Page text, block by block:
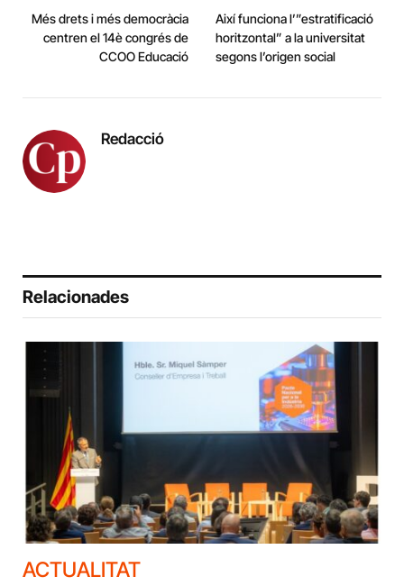
Més drets i més democràcia
centren el 14è congrés de
CCOO Educació
Així funciona l’”estratificació
horitzontal” a la universitat
segons l’origen social
Redacció
Relacionades
ACTUALITAT